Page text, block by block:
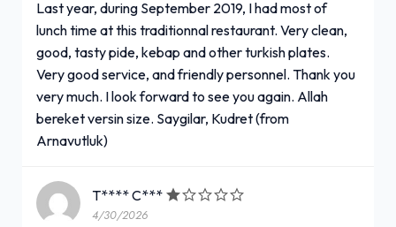
Last year, during September 2019, I had most of
lunch time at this traditionnal restaurant. Very clean,
good, tasty pide, kebap and other turkish plates.
Very good service, and friendly personnel. Thank you
very much. I look forward to see you again. Allah
bereket versin size. Saygilar, Kudret (from
Arnavutluk)
T**** C***
4/30/2026